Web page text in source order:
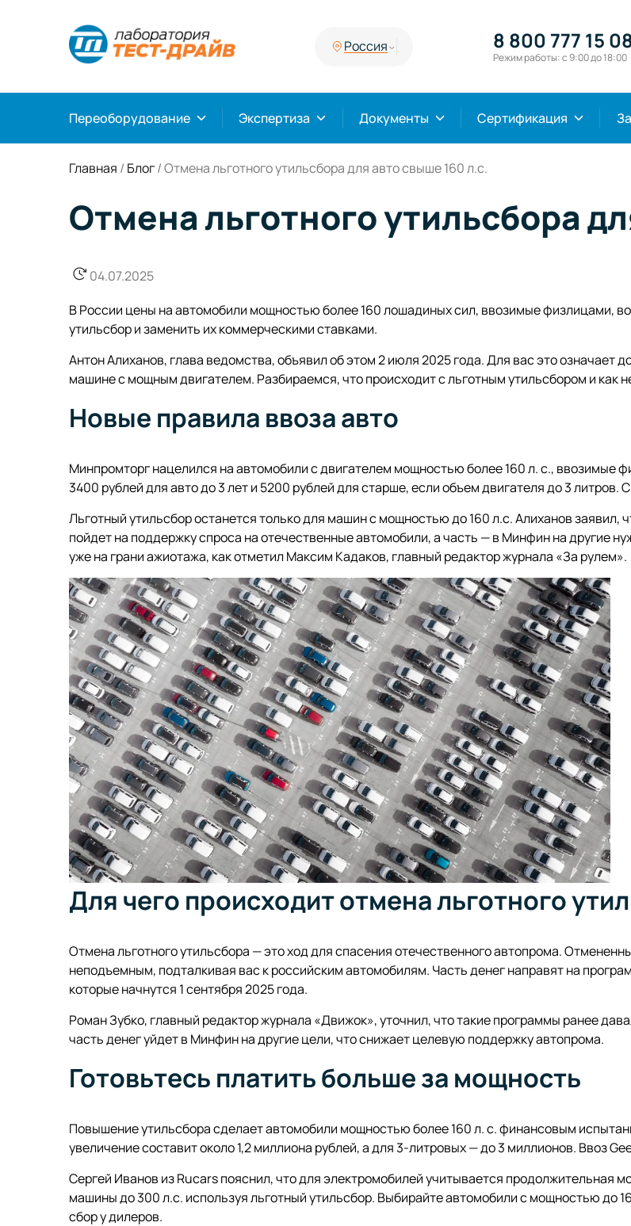
Россия 8 800 777 15
Режим работы: с 9:00 до 18:00
Переоборудование Экспертиза Документы Сертификация
Главная / Блог/Отмена льготного утильсбора для авто свыше 160 л.с.
Отмена льготного утильсбора
04.07.2025
В России цены на автомобили мощностью более 160 лошадиных сил, ввозимые физлицами,
утильсбор и заменить их коммерческими ставками.
Антон Алиханов, глава ведомства, объявил об этом 2 июля 2025 года. Для вас это означает
машине с мощным двигателем. Разбираемся, что происходит с льготным утильсбором и как
Новые правила ввоза авто
Минпромторг нацелился на автомобили с двигателем мощностью более 160 л. с., ввозимые
3400 рублей для авто до 3 лет и 5200 рублей для старше, если объем двигателя до 3
Льготный утильсбор останется только для машин с мощностью до 160 л.с. Алиханов
пойдет на поддержку спроса на отечественные автомобили, а часть — в Минфин на другие
уже на грани ажиотажа, как отметил Максим Кадаков, главный редактор журнала «За рулем».
Для чего происходит отмена льготного
Отмена льготного утильсбора — это ход для спасения отечественного автопрома.
неподъемным, подталкивая вас к российским автомобилям. Часть денег направят на
которые начнутся 1 сентября 2025 года.
Роман Зубко, главный редактор журнала «Движок», уточнил, что такие программы ранее
часть денег уйдет в Минфин на другие цели, что снижает целевую поддержку автопрома.
Готовьтесь платить больше за мощность
Повышение утильсбора сделает автомобили мощностью более 160 л. с. финансовым
увеличение составит около 1,2 миллиона рублей, а для 3-литровых — до 3 миллионов. Ввоз
Сергей Иванов из Rucars пояснил, что для электромобилей учитывается продолжительная
машины до 300 л.с. используя льготный утильсбор. Выбирайте автомобили с мощностью до
сбор у дилеров.